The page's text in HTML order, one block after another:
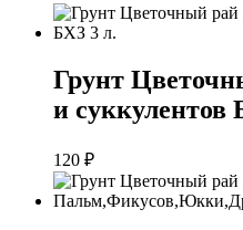
Грунт
и суккулентов
120 ₽